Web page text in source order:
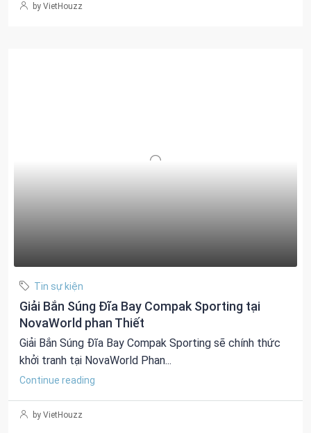
by VietHouzz
Tin sự kiện
Giải Bắn Súng Đĩa Bay Compak Sporting tại
NovaWorld phan Thiết
Giải Bắn Súng Đĩa Bay Compak Sporting sẽ chính thức
khởi tranh tại NovaWorld Phan...
Continue reading
by VietHouzz